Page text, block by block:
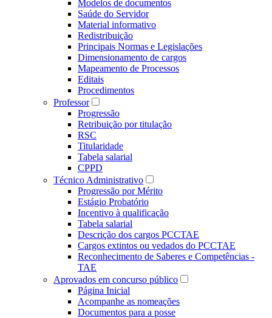
Modelos de documentos
Saúde do Servidor
Material informativo
Redistribuição
Principais Normas e Legislações
Dimensionamento de cargos
Mapeamento de Processos
Editais
Procedimentos
Professor
Progressão
Retribuição por titulação
RSC
Titularidade
Tabela salarial
CPPD
Técnico Administrativo
Progressão por Mérito
Estágio Probatório
Incentivo à qualificação
Tabela salarial
Descrição dos cargos PCCTAE
Cargos extintos ou vedados do PCCTAE
Reconhecimento de Saberes e Competências -
TAE
Aprovados em concurso público
Página Inicial
Acompanhe as nomeações
Documentos para a posse